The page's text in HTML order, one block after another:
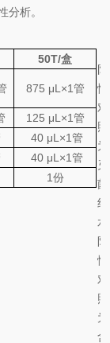
分析。
50T/盒
875 μL×1管
125 μL×1管
40 μL×1管
40 μL×1管
1份
阴
性
对
照
为
灭
菌
纯
阳
性
对
照
为
含